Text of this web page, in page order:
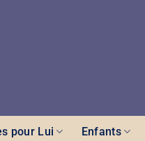
pour Lui Enfants